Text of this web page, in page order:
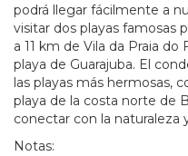
podrá llegar fácilmente a
visitar dos playas famosas
a 11 km de Vila da Praia
playa de Guarajuba. El
las playas más hermosas,
playa de la costa norte de
conectar con la naturaleza
Notas: